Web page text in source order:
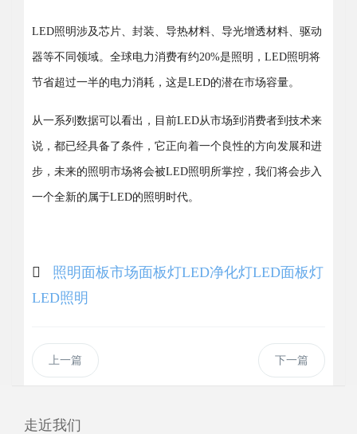
LED照明涉及芯片、封装、导热材料、导光增透材料、驱动
器等不同领域。全球电力消费有约20%是照明，LED照明将
节省超过一半的电力消耗，这是LED的潜在市场容量。
从一系列数据可以看出，目前LED从市场到消费者到技术来
说，都已经具备了条件，它正向着一个良性的方向发展和进
步，未来的照明市场将会被LED照明所掌控，我们将会步入
一个全新的属于LED的照明时代。
照明 面板市场面板灯LED净化灯LED面板灯
LED照明
上一篇 下一篇
走近我们